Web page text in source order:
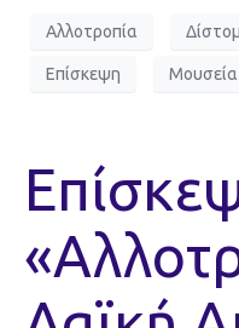
Αλλοτροπία
Επίσκεψη Μουσεία